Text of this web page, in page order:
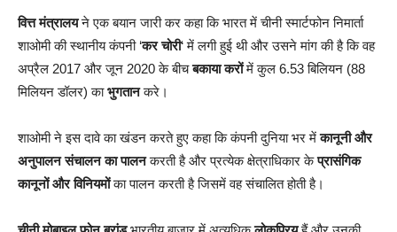
वित्त मंत्रालयने एक बयान जारी कर कहा कि भारत में चीनी स्मार्टफोन निमार्ता
शाओमी की स्थानीय कंपनी ‘कर चोरी‘ में लगी हुई थी और उसने मांग की है कि वह
अप्रैल 2017 और जून 2020 के बीचबकाया करोंमें कुल 6.53 बिलियन (88
मिलियन डॉलर) काभुगतानकरे।
शाओमी ने इस दावे का खंडन करते हुए कहा कि कंपनी दुनिया भर मेंकानूनी और
अनुपालन संचालन का पालनकरती है और प्रत्येक क्षेत्राधिकार केप्रासंगिक
कानूनों और विनियमोंका पालन करती है जिसमें वह संचालित होती है।